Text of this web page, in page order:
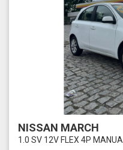
NISSAN MARCH
1.0 SV 12V FLEX 4P MANUAL